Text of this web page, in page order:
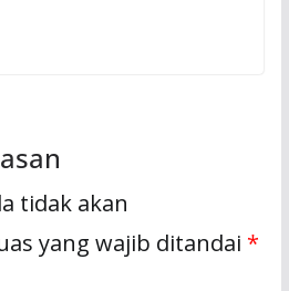
tidak akan
yang wajib ditandai *